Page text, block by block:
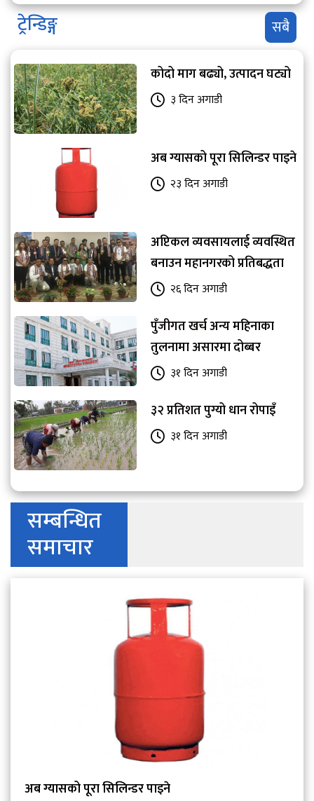
ट्रेन्डिङ्ग सबै
कोदो माग बढ्यो, उत्पादन घट्यो
३ दिन अगाडी
अब ग्यासको पूरा सिलिन्डर पाइने
२३ दिन अगाडी
अप्टिकल व्यवसायलाई व्यवस्थित
बनाउन महानगरको प्रतिबद्धता
२६ दिन अगाडी
पुँजीगत खर्च अन्य महिनाका
तुलनामा असारमा दोब्बर
३१ दिन अगाडी
३२ प्रतिशत पुग्यो धान रोपाइँ
३१ दिन अगाडी
सम्बन्धित
समाचार
अब ग्यासको पूरा सिलिन्डर पाइने